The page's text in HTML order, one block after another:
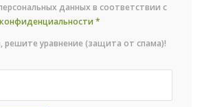
данных в соответствии с
*
решите уравнение (защита от спама)!